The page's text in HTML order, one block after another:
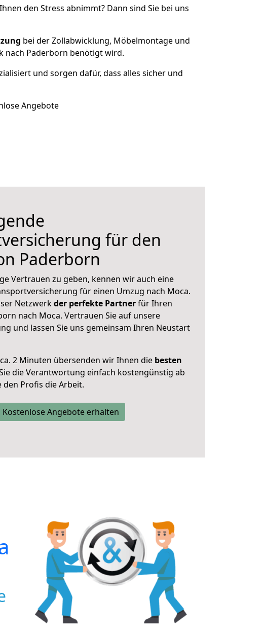
den Stress abnimmt? Dann sind Sie bei uns
bei der Zollabwicklung, Möbelmontage und
nach Paderborn benötigt wird.
und sorgen dafür, dass alles sicher und
Angebote
für den
Paderborn
Vertrauen zu geben, kennen wir auch eine
für einen Umzug nach Moca.
Netzwerkder perfekte Partnerfür Ihren
nach Moca. Vertrauen Sie auf unsere
und lassen Sie uns gemeinsam Ihren Neustart
2 Minuten übersenden wir Ihnen die besten
die Verantwortung einfach kostengünstig ab
den Profis die Arbeit.
Kostenlose Angebote erhalten